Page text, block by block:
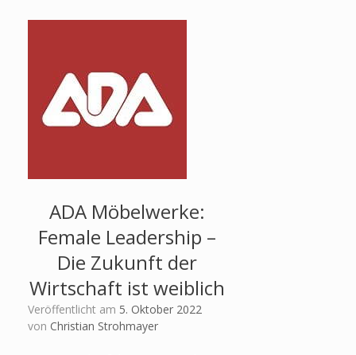
ADA Möbelwerke:
Female Leadership –
Die Zukunft der
Wirtschaft ist weiblich
Veröffentlicht am 5. Oktober 2022
von Christian Strohmayer